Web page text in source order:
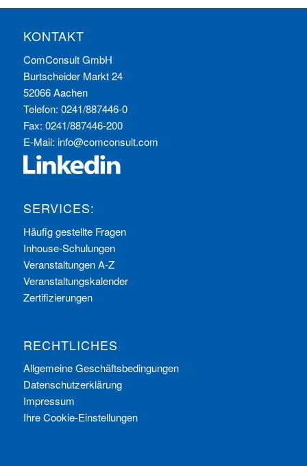
KONTAKT
ComConsult GmbH
Burtscheider Markt 24
52066 Aachen
Telefon: 0241/887446-0
Fax: 0241/887446-200
E-Mail: info@comconsult.com
SERVICES:
Häufig gestellte Fragen
Inhouse-Schulungen
Veranstaltungen A-Z
Veranstaltungskalender
Zertifizierungen
RECHTLICHES
Allgemeine Geschäftsbedingungen
Datenschutzerklärung
Impressum
Ihre Cookie-Einstellungen